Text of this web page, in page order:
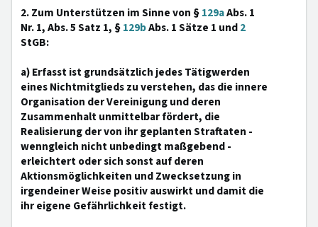
2. Zum Unterstützen im Sinne von §129aAbs. 1
Nr. 1, Abs. 5 Satz 1, §129bAbs. 1 Sätze 1 und2
StGB:
a) Erfasst ist grundsätzlich jedes Tätigwerden
eines Nichtmitglieds zu verstehen, das die innere
Organisation der Vereinigung und deren
Zusammenhalt unmittelbar fördert, die
Realisierung der von ihr geplanten Straftaten -
wenngleich nicht unbedingt maßgebend -
erleichtert oder sich sonst auf deren
Aktionsmöglichkeiten und Zwecksetzung in
irgendeiner Weise positiv auswirkt und damit die
ihr eigene Gefährlichkeit festigt.